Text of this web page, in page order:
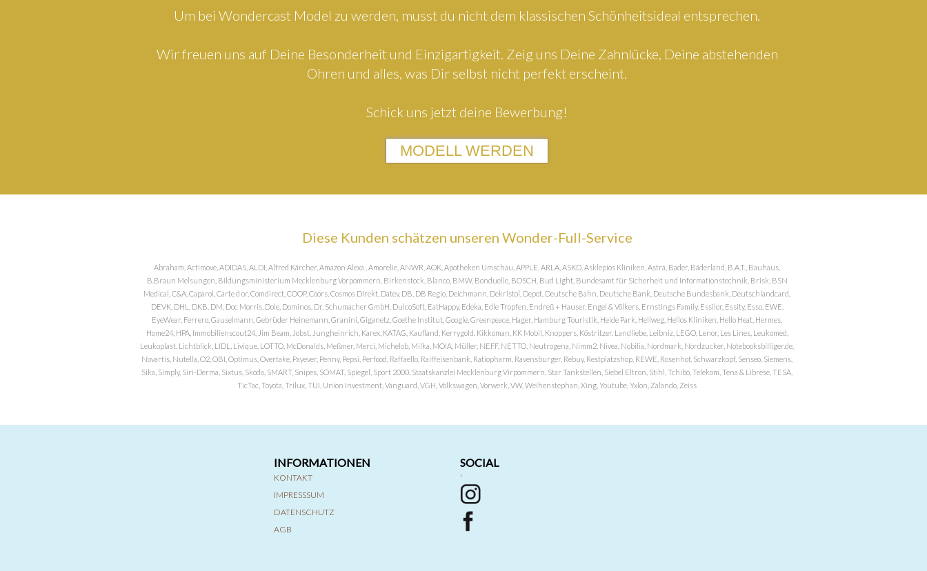
Um bei Wondercast Model zu werden, musst du nicht dem klassischen Schönheitsideal entsprechen.
Wir freuen uns auf Deine Besonderheit und Einzigartigkeit. Zeig uns Deine Zahnlücke, Deine abstehenden
Ohren und alles, was Dir selbst nicht perfekt erscheint.
Schick uns jetzt deine Bewerbung!
MODELL WERDEN
Diese Kunden schätzen unseren Wonder-Full-Service
Abraham, Actimove, ADIDAS, ALDI, Alfred Kärcher, Amazon Alexa , Amorelie, ANWR, AOK, Apotheken Umschau, APPLE, ARLA, ASKD, Asklepios Kliniken, Astra, Bader, Bäderland, B.A.T., Bauhaus,
B.Braun Melsungen, Bildungsministerium Mecklenburg Vorpommern, Birkenstock, Blanco, BMW, Bonduelle, BOSCH, Bud Light, Bundesamt für Sicherheit und Informationstechnik, Brisk, BSN
Medical, C&A, Caparol, Carte d or, Comdirect, COOP, Coors, Cosmos DIrekt, Datev, DB, DB Regio, Deichmann, Dekristol, Depot, Deutsche Bahn, Deutsche Bank, Deutsche Bundesbank, Deutschlandcard,
DEVK, DHL, DKB, DM, Doc Morris, Dole, Dominos, Dr. Schumacher GmbH, DulcoSoft, EatHappy, Edeka, Edle Tropfen, Endreß + Hauser, Engel & Völkers, Ernstings Family, Essilor, Essity, Esso, EWE,
EyeWear, Ferrero, Gauselmann, Gebrüder Heinemann, Granini, Giganetz, Goethe Institut, Google, Greenpeace, Hager, Hamburg Touristik, Heide Park, Hellweg, Helios Kliniken, Hello Heat, Hermes,
Home24, HPA, Immobilienscout24, Jim Beam, Jobst, Jungheinrich, Karex, KATAG, Kaufland, Kerrygold, Kikkoman, KK Mobil, Knoppers, Köstritzer, Landliebe, Leibniz, LEGO, Lenor, Les Lines, Leukomed,
Leukoplast, Lichtblick, LIDL, Livique, LOTTO, McDonalds, Meßmer, Merci, Michelob, Milka, MOIA, Müller, NEFF, NETTO, Neutrogena, Nimm2, Nivea, Nobilia, Nordmark, Nordzucker, Notebooksbilliger.de,
Novartis, Nutella, O2, OBI, Optimus, Overtake, Payever, Penny, Pepsi, Perfood, Raffaello, Raiffeisenbank, Ratiopharm, Ravensburger, Rebuy, Restplatzshop, REWE, Rosenhof, Schwarzkopf, Senseo, Siemens,
Sika, Simply, Siri-Derma, Sixtus, Skoda, SMART, Snipes, SOMAT, Spiegel, Sport 2000, Staatskanzlei Mecklenburg Virpommern, Star Tankstellen, Siebel Eltron, Stihl, Tchibo, Telekom, Tena & Librese, TESA,
TicTac, Toyota, Trilux, TUI, Union Investment, Vanguard, VGH, Volkswagen, Vorwerk, VW, Weihenstephan, Xing, Youtube, Yxlon, Zalando, Zeiss
INFORMATIONEN
KONTAKT
IMPRESSSUM
DATENSCHUTZ
AGB
SOCIAL
'